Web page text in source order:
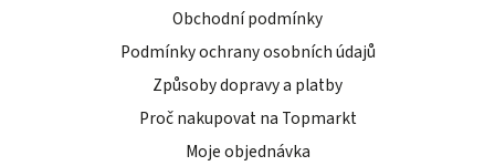
Obchodní podmínky
Podmínky ochrany osobních údajů
Způsoby dopravy a platby
Proč nakupovat na Topmarkt
Moje objednávka